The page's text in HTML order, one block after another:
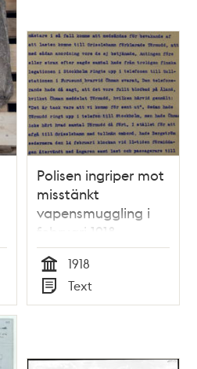
Polisen ingriper mot
misstänkt
vapensmuggling i
februari 1918
Tid
1918
Typ
Text